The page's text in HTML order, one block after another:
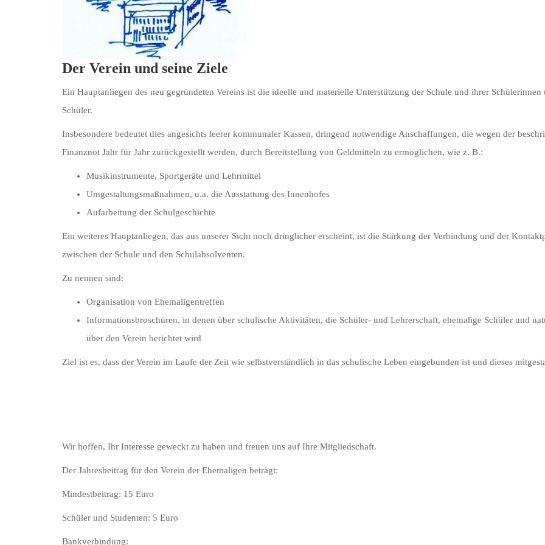
Der Verein und seine Ziele
Ein Hauptanliegen des neu gegründeten Vereins ist die ideelle und materielle Unterstützung der Schule und ihrer Schülerinnen
Schüler.
Insbesondere bedeutet dies angesichts leerer kommunaler Kassen, dringend notwendige Anschaffungen, die wegen der
Finanznot Jahr für Jahr zurückgestellt werden, durch Bereitstellung von Geldmitteln zu ermöglichen, wie z. B.:
Musikinstrumente, Sportgeräte und Lehrmittel
Umgestaltungsmaßnahmen, u.a. die Ausstattung des Innenhofes
Aufarbeitung der Schulgeschichte
Ein weiteres Hauptanliegen, das aus unserer Sicht noch dringlicher erscheint, ist die Stärkung der Verbindung und der
zwischen der Schule und den Schulabsolventen.
Zu nennen sind:
Organisation von Ehemaligentreffen
Informationsbroschüren, in denen über schulische Aktivitäten, die Schüler- und Lehrerschaft, ehemalige Schüler und
über den Verein berichtet wird
Ziel ist es, dass der Verein im Laufe der Zeit wie selbstverständlich in das schulische Leben eingebunden ist und dieses
Wir hoffen, Ihr Interesse geweckt zu haben und freuen uns auf Ihre Mitgliedschaft.
Der Jahresbeitrag für den Verein der Ehemaligen beträgt:
Mindestbeitrag: 15 Euro
Schüler und Studenten: 5 Euro
Bankverbindung: